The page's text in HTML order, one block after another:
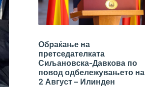
Обраќање на
претседателката
Сиљановска-Давкова по
повод одбележувањето на
2 Август – Илинден